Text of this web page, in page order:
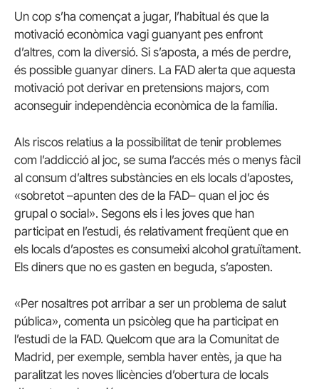
Un cop s’ha començat a jugar, l’habitual és que la
motivació econòmica vagi guanyant pes enfront
d’altres, com la diversió. Si s’aposta, a més de perdre,
és possible guanyar diners. La FAD alerta que aquesta
motivació pot derivar en pretensions majors, com
aconseguir independència econòmica de la família.
Als riscos relatius a la possibilitat de tenir problemes
com l’addicció al joc, se suma l’accés més o menys fàcil
al consum d’altres substàncies en els locals d’apostes,
«sobretot –apunten des de la FAD– quan el joc és
grupal o social». Segons els i les joves que han
participat en l’estudi, és relativament freqüent que en
els locals d’apostes es consumeixi alcohol gratuïtament.
Els diners que no es gasten en beguda, s’aposten.
«Per nosaltres pot arribar a ser un problema de salut
pública», comenta un psicòleg que ha participat en
l’estudi de la FAD. Quelcom que ara la Comunitat de
Madrid, per exemple, sembla haver entès, ja que ha
paralitzat les noves llicències d’obertura de locals